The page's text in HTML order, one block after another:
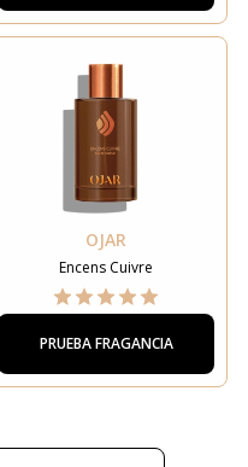
OJAR
Encens Cuivre
PRUEBA FRAGANCIA